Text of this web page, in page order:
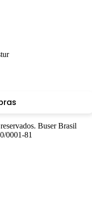
Buser Brasil
0001-81